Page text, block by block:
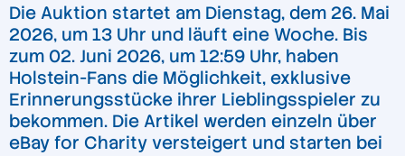
Die Auktion startet am Dienstag, dem 26. Mai
2026, um 13 Uhr und läuft eine Woche. Bis
zum 02. Juni 2026, um 12:59 Uhr, haben
Holstein-Fans die Möglichkeit, exklusive
Erinnerungsstücke ihrer Lieblingsspieler zu
bekommen. Die Artikel werden einzeln über
eBay for Charity versteigert und starten bei